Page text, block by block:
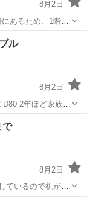
8月2日
あるため、1階へ
きます。 よろしくお願いいたします。
ル
8月2日
族で
枚目）その他、
来客の際も1のよ
8月2日
ているので机が軋
、モニタ2枚横並
ット